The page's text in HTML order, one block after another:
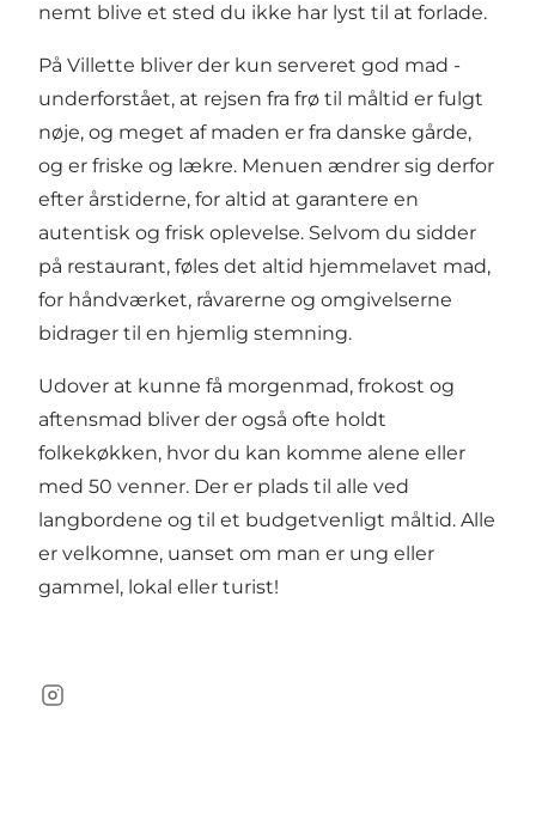
nemt blive et sted du ikke har lyst til at forlade.
På Villette bliver der kun serveret god mad -
underforstået, at rejsen fra frø til måltid er fulgt
nøje, og meget af maden er fra danske gårde,
og er friske og lækre. Menuen ændrer sig derfor
efter årstiderne, for altid at garantere en
autentisk og frisk oplevelse. Selvom du sidder
på restaurant, føles det altid hjemmelavet mad,
for håndværket, råvarerne og omgivelserne
bidrager til en hjemlig stemning.
Udover at kunne få morgenmad, frokost og
aftensmad bliver der også ofte holdt
folkekøkken, hvor du kan komme alene eller
med 50 venner. Der er plads til alle ved
langbordene og til et budgetvenligt måltid. Alle
er velkomne, uanset om man er ung eller
gammel, lokal eller turist!
Instagram